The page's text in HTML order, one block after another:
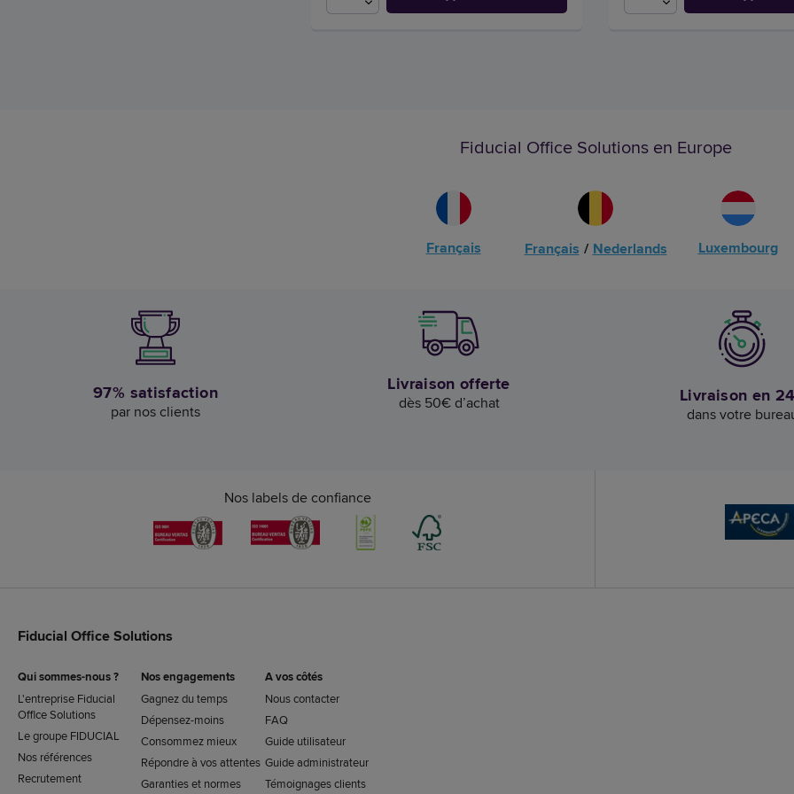
Fiducial Office Solutions en Europe
Français Français / Nederlands Luxembourg
97% satisfaction
par nos clients
Livraison offerte
dès 50€ d’achat Livraison en
dans votre
Nos labels de confiance
Fiducial Office Solutions
Qui sommes-nous ?
L'entreprise Fiducial
Office Solutions
Le groupe FIDUCIAL
Nos références
Recrutement
Nos engagements
Gagnez du temps
Dépensez-moins
Consommez mieux
Répondre à vos attentes
Garanties et normes
A vos côtés
Nous contacter
FAQ
Guide utilisateur
Guide administrateur
Témoignages clients